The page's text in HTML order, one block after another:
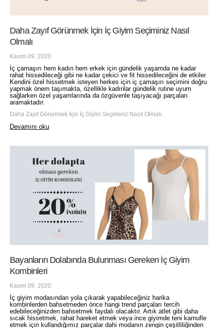
Daha Zayıf Görünmek İçin İç Giyim Seçiminiz Nasıl
Olmalı
Kasım 09, 2020
İç çamaşırı hem kadın hem erkek için gündelik yaşamda ne kadar
rahat hissedileceği gibi ne kadar çekici ve fit hissedileceğini de etkiler.
Kendini özel hissetmek isteyen herkes için iç çamaşırı seçimini doğru
yapmak önem taşımakta, özellikle kadınlar gündelik rutine uyum
sağlarken özel yaşamlarında da özgüvenle taşıyacağı parçaları
aramaktadır.
Daha Zayıf Görünmek İçin İç Giyim Seçiminiz Nasıl Olmalı
Devamını oku
Bayanların Dolabında Bulunması Gereken İç Giyim
Kombinleri
Kasım 09, 2020
İç giyim modasından yola çıkarak yapabileceğiniz harika
kombinlerden bahsetmeden önce hangi trend parçaları tercih
edebileceğinizden bahsetmek faydalı olacaktır. Artık atlet gibi daha
sıcak hissetmek, rahat hareket etmek veya ince giyimde teni kamufle
etmek için kullandığımız parçalar dahi modanın zengin çeşitliliğinden